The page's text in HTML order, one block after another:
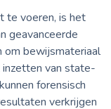
te voeren, is het
geavanceerde
om bewijsmateriaal
inzetten van state-
forensisch
verkrijgen